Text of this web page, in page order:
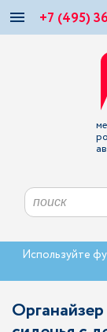
+7 (495)
Используйте